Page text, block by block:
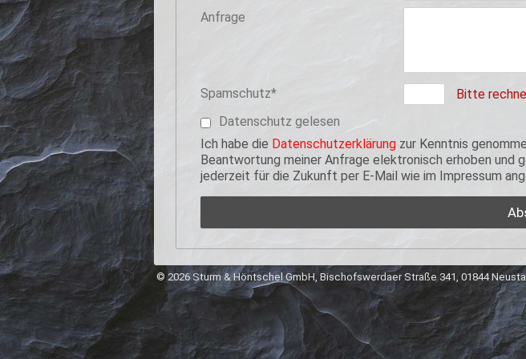
Anfrage
Pflichtfeld
Spamschutz*
Bitte
Datenschutz gelesen
Ich habe die Datenschutzerklärung zur Kenntnis
Beantwortung meiner Anfrage elektronisch erhoben und
jederzeit für die Zukunft per E-Mail wie im Impressum
© 2026 Sturm & Höntschel GmbH, Bischofswerdaer Straße 341, 01844